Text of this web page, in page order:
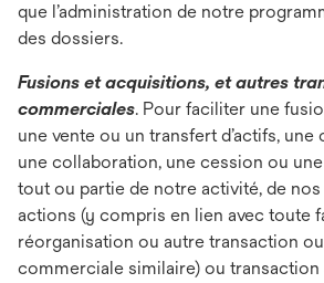
que l’administration de notre
des dossiers.
Fusions et acquisitions, et autres
commerciales. Pour faciliter une
une vente ou un transfert d’actifs,
une collaboration, une cession ou
tout ou partie de notre activité, de
actions (y compris en lien avec toute
réorganisation ou autre transaction
commerciale similaire) ou transaction